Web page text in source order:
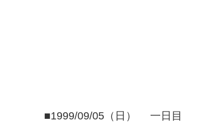
■1999/09/05（日） 一日目